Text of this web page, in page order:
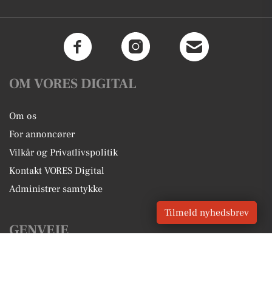
OM VORES DIGITAL
Om os
For annoncører
Vilkår og Privatlivspolitik
Kontakt VORES Digital
Administrer samtykke
GENVEJE
Tilmeld nyhedsbrev